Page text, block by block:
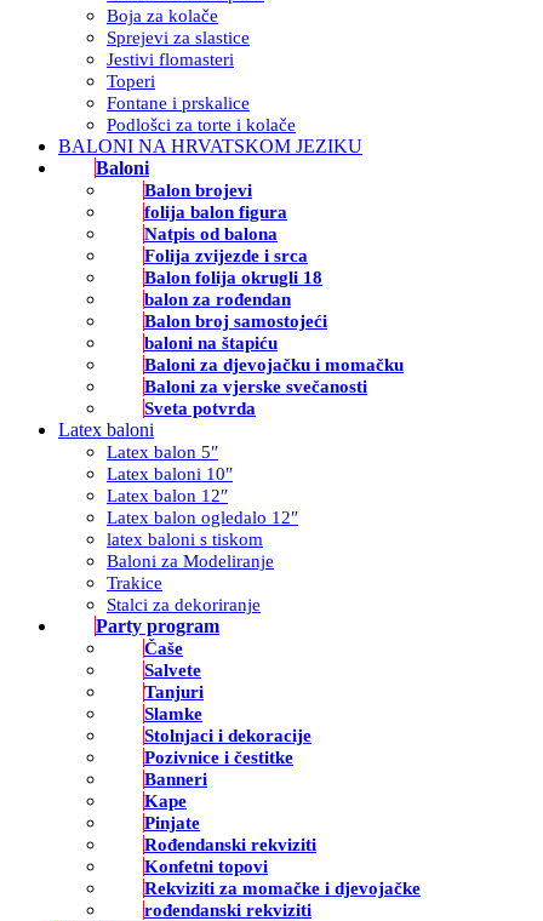
Boja za kolače
Sprejevi za slastice
Jestivi flomasteri
Toperi
Fontane i prskalice
Podlošci za torte i kolače
BALONI NA HRVATSKOM JEZIKU
Baloni
Balon brojevi
folija balon figura
Natpis od balona
Folija zvijezde i srca
Balon folija okrugli 18
balon za rođendan
Balon broj samostojeći
baloni na štapiću
Baloni za djevojačku i momačku
Baloni za vjerske svečanosti
Sveta potvrda
Latex baloni
Latex balon 5″
Latex baloni 10″
Latex balon 12″
Latex balon ogledalo 12″
latex baloni s tiskom
Baloni za Modeliranje
Trakice
Stalci za dekoriranje
Party program
Čaše
Salvete
Tanjuri
Slamke
Stolnjaci i dekoracije
Pozivnice i čestitke
Banneri
Kape
Pinjate
Rođendanski rekviziti
Konfetni topovi
Rekviziti za momačke i djevojačke
rođendanski rekviziti